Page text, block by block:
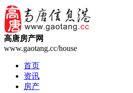
高唐房产网
www.gaotang.cc/house
首页
资讯
房产